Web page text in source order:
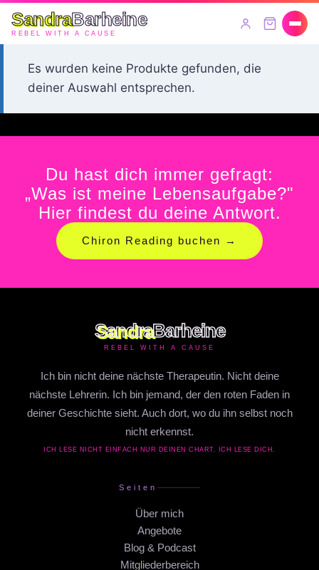
SandraBarheine
REBEL WITH A CAUSE
Es wurden keine Produkte gefunden, die
deiner Auswahl entsprechen.
Du hast dich immer gefragt:
„Was ist meine Lebensaufgabe?"
Hier findest du deine Antwort.
Chiron Reading buchen →
SandraBarheine
REBEL WITH A CAUSE
Ich bin nicht deine nächste Therapeutin. Nicht deine
nächste Lehrerin. Ich bin jemand, der den roten Faden in
deiner Geschichte sieht. Auch dort, wo du ihn selbst noch
nicht erkennst.
ICH LESE NICHT EINFACH NUR DEINEN CHART. ICH LESE DICH.
Seiten
Über mich
Angebote
Blog & Podcast
Mitgliederbereich